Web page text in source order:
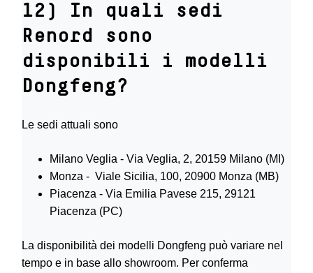
12) In quali sedi
Renord sono
disponibili i modelli
Dongfeng?
Le sedi attuali sono
Milano Veglia - Via Veglia, 2, 20159 Milano (MI)
Monza - Viale Sicilia, 100, 20900 Monza (MB)
Piacenza - Via Emilia Pavese 215, 29121
Piacenza (PC)
La disponibilità dei modelli Dongfeng può variare nel
tempo e in base allo showroom. Per conferma